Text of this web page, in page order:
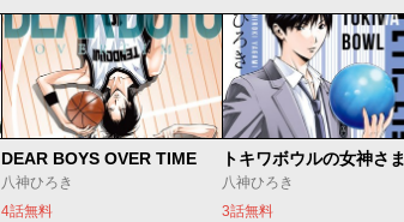
DEAR BOYS OVER TIME
八神ひろき
4話無料
トキワボウルの女神さま
八神ひろき
3話無料